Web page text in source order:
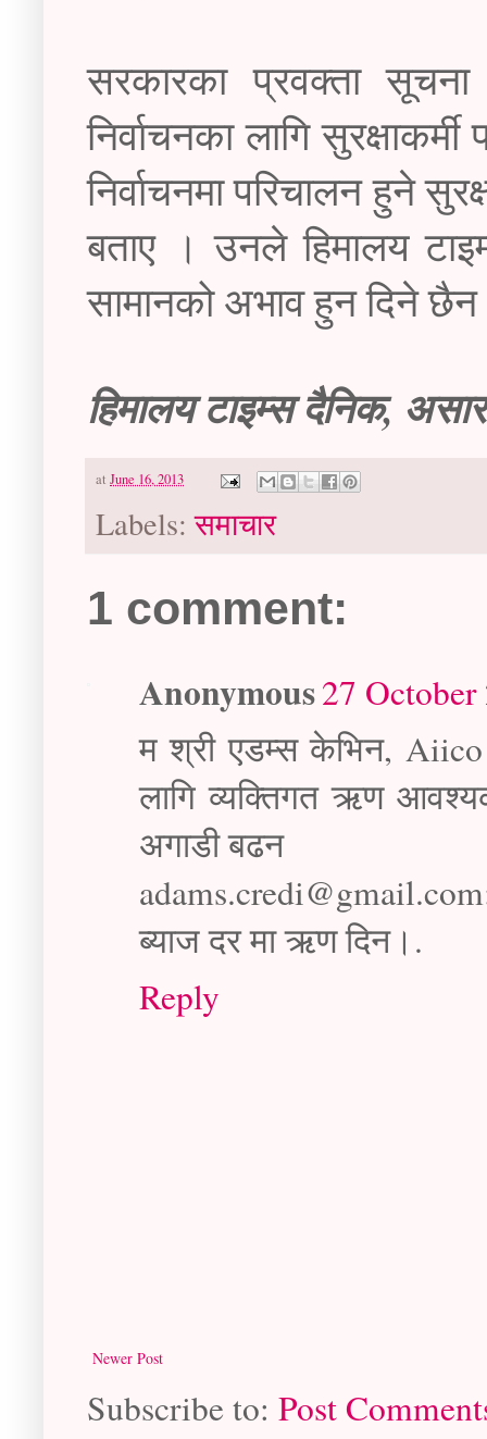
सरकारका प्रवक्ता
निर्वाचनका लागि
निर्वाचनमा परिचालन हुने
बताए । उनले हिमालय
सामानको अभाव हुन दिने
हिमालय टाइम्स दैनिक,
at June 16, 2013
Labels:समाचार
1 comment:
Anonymous27
म श्री एडम्स केभिन, Aiico
लागि व्यक्तिगत ऋण
अगाडी बढन
ब्याज दर मा ऋण दिन।.
Reply
Newer Post
Subscribe to: Post